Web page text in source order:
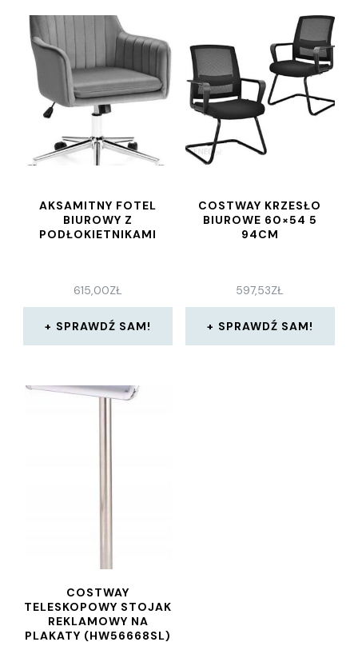
AKSAMITNY FOTEL
BIUROWY Z
PODŁOKIETNIKAMI
615,00ZŁ
SPRAWDŹ SAM!
COSTWAY KRZESŁO
BIUROWE 60×54 5
94CM
597,53ZŁ
SPRAWDŹ SAM!
COSTWAY
TELESKOPOWY STOJAK
REKLAMOWY NA
PLAKATY (HW56668SL)